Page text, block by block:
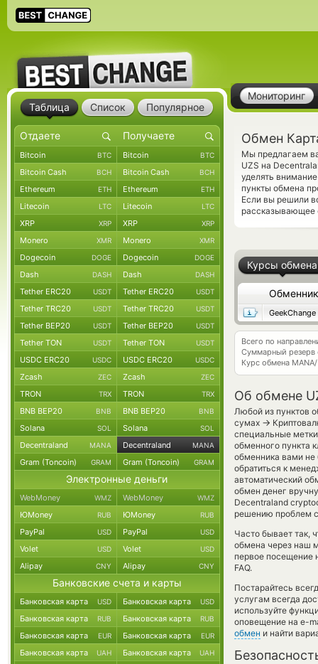
Мониторинг
Обмен
Мы предлагаем
UZS на
уделять
пункты обмена
Если вы решили
рассказывающее
Курсы обмена
Обменник
GeekChange
Всего по
Суммарный резерв
Курс обмена
Об обмене
Любой из пунктов
сумах →
специальные
обменного пункта
обменника вами
обратиться к
автоматический
обмен денег
Decentraland
решению проблем
Часто бывает так,
обмена через наш
первое посещение
FAQ.
Постарайтесь
услугам всегда
используйте
оповещение на e-
обмен и найти
Таблица Список Популярное
Bitcoin BTC Bitcoin BTC
Bitcoin Cash BCH Bitcoin Cash BCH
Ethereum ETH Ethereum ETH
Litecoin LTC Litecoin LTC
XRP XRP XRP XRP
Monero XMR Monero XMR
Dogecoin DOGE Dogecoin DOGE
Dash DASH Dash DASH
Tether ERC20 USDT Tether ERC20 USDT
Tether TRC20 USDT Tether TRC20 USDT
Tether BEP20 USDT Tether BEP20 USDT
Tether TON USDT Tether TON USDT
USDC ERC20 USDC USDC ERC20 USDC
Zcash ZEC Zcash ZEC
TRON TRX TRON TRX
BNB BEP20 BNB BNB BEP20 BNB
Solana SOL Solana SOL
Decentraland MANA Decentraland MANA
Gram (Toncoin) GRAM Gram (Toncoin) GRAM
Электронные деньги
WebMoney WMZ WebMoney WMZ
ЮMoney RUB ЮMoney RUB
PayPal USD PayPal USD
Volet USD Volet USD
Alipay CNY Alipay CNY
Банковские счета и карты
Банковская карта USD Банковская карта USD
Банковская карта RUB Банковская карта RUB
Банковская карта EUR Банковская карта EUR
Банковская карта UAH Банковская карта UAH